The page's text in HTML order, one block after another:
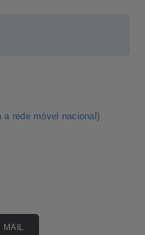
a rede móvel nacional)
MAIL